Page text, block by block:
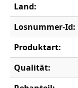
Land:
Losnummer-Id:
Produktart:
Qualität: